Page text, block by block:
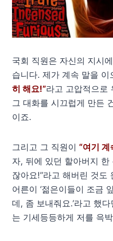
국회 직원은 자신의 지시
습니다. 제가 계속 말을 이
히 해요!”라고 고압적으로
그 대화를 시끄럽게 만든
이죠.
그리고 그 직원이 “여기
자, 뒤에 있던 할아버지 한
잖아요!”라고 해버린 것도
어른이 ‘젊은이들이 조금
데, 좀 보내줘요.’라고 했
는 기세등등하게 저를 윽